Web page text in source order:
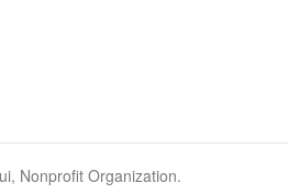
Nonprofit Organization.